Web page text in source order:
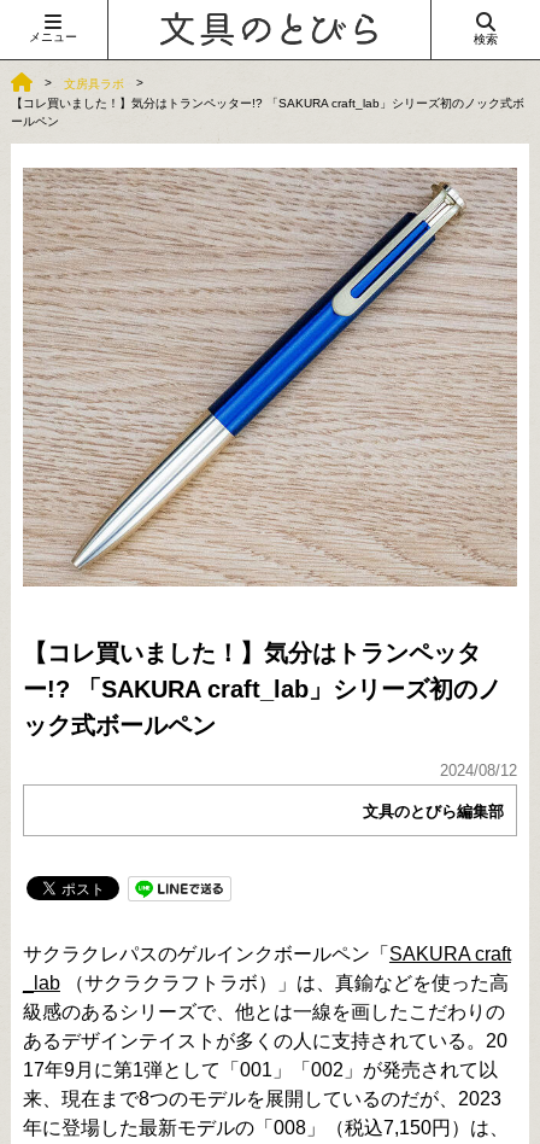
メニュー 検索
文房具ラボ
【コレ買いました！】気分はトランペッター!? 「SAKURA craft_lab」シリーズ初のノック式ボ
ールペン
【コレ買いました！】気分はトランペッタ
ー!? 「SAKURA craft_lab」シリーズ初のノ
ック式ボールペン
2024/08/12
文具のとびら編集部
サクラクレパスのゲルインクボールペン「 SAKURA craft
_lab（サクラクラフトラボ）」は、真鍮などを使った高
級感のあるシリーズで、他とは一線を画したこだわりの
あるデザインテイストが多くの人に支持されている。20
17年9月に第1弾として「001」「002」が発売されて以
来、現在まで8つのモデルを展開しているのだが、2023
年に登場した最新モデルの「008」（税込7,150円）は、